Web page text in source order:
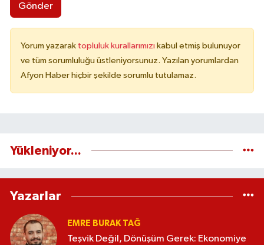
Gönder
Yorum yazarak topluluk kurallarımızı kabul etmiş bulunuyor
ve tüm sorumluluğu üstleniyorsunuz. Yazılan yorumlardan
Afyon Haber hiçbir şekilde sorumlu tutulamaz.
Yükleniyor...
Yazarlar
EMRE BURAK TAĞ
Teşvik Değil, Dönüşüm Gerek: Ekonomiye